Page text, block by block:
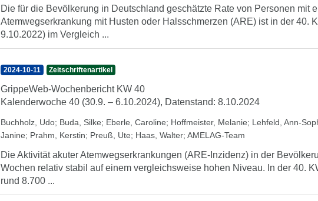
Die für die Bevölkerung in Deutschland geschätzte Rate von Personen mit
Atemwegserkrankung mit Husten oder Halsschmerzen (ARE) ist in der 40.
9.10.2022) im Vergleich ...
2024-10-11 Zeitschriftenartikel
GrippeWeb-Wochenbericht KW 40
Kalenderwoche 40 (30.9. – 6.10.2024), Datenstand: 8.10.2024
Buchholz, Udo; Buda, Silke; Eberle, Caroline; Hoffmeister, Melanie; Lehfeld, Ann-
Janine; Prahm, Kerstin; Preuß, Ute; Haas, Walter; AMELAG-Team
Die Aktivität akuter Atemwegserkrankungen (ARE-Inzidenz) in der
Wochen relativ stabil auf einem vergleichsweise hohen Niveau. In der 40.
rund 8.700 ...